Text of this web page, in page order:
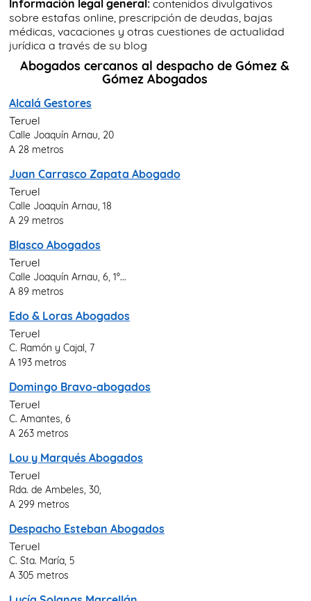
Información legal general: contenidos divulgativos
sobre estafas online, prescripción de deudas, bajas
médicas, vacaciones y otras cuestiones de actualidad
jurídica a través de su blog
Abogados cercanos al despacho de Gómez &
Gómez Abogados
Alcalá Gestores
Teruel
Calle Joaquín Arnau, 20
A 28 metros
Juan Carrasco Zapata Abogado
Teruel
Calle Joaquín Arnau, 18
A 29 metros
Blasco Abogados
Teruel
Calle Joaquín Arnau, 6, 1º...
A 89 metros
Edo & Loras Abogados
Teruel
C. Ramón y Cajal, 7
A 193 metros
Domingo Bravo-abogados
Teruel
C. Amantes, 6
A 263 metros
Lou y Marqués Abogados
Teruel
Rda. de Ambeles, 30,
A 299 metros
Despacho Esteban Abogados
Teruel
C. Sta. María, 5
A 305 metros